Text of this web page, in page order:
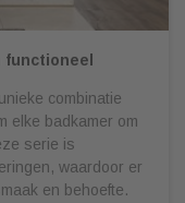
functioneel
combinatie
elke badkamer om
serie is
waardoor er
en behoefte.